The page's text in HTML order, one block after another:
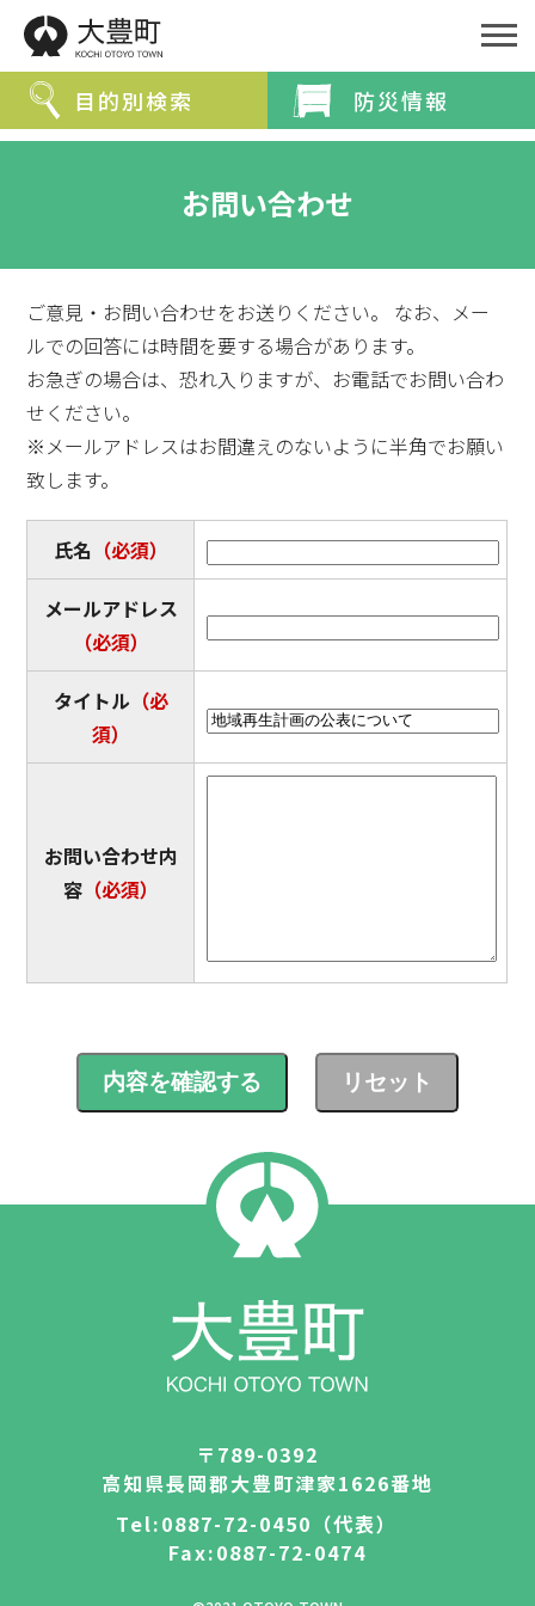
緊急情報を探す
防災・救急情報 夜間・休日診療案内
分類から探す
分類で探す 組織で探す
ライフステージ
結婚・離婚
子育て 学校教育
就職・退職 健康・福祉
お悔やみ
その他から探す
町史・館報 大豊町例規集
おおとよ動画ライブラリー
目的別検索 防災情報
お問い合わせ
ご意見・お問い合わせをお送りください。 なお、メー
ルでの回答には時間を要する場合があります。
お急ぎの場合は、恐れ入りますが、お電話でお問い合わ
せください。
※メールアドレスはお間違えのないように半角でお願い
致します。
氏名 （必須）
メールアドレス
（必須）
タイトル （必
須）
お問い合わせ内
容（必須）
〒789-0392
高知県長岡郡大豊町津家1626番地
Tel:0887-72-0450（代表）
Fax:0887-72-0474